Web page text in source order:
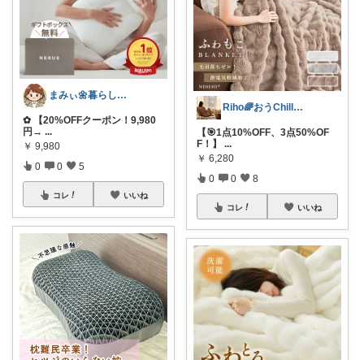
まみぃ🌼暮らしの便利グッズ｜毎日朝コレ
✿ 【20%OFFクーポン！9,980
円→ ...
￥ 9,980
0 0 5
コレ いいね
Riho🌈おうChill★グッズ
【🎯1点10%OFF、3点50%OF
F！】
...
￥ 6,280
0 0 8
コレ いいね